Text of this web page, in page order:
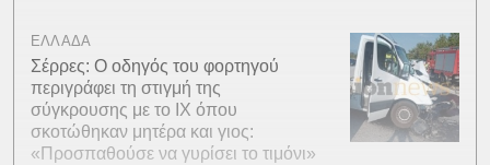
ΕΛΛΑΔΑ
Σέρρες: Ο οδηγός του φορτηγού
περιγράφει τη στιγμή της
σύγκρουσης με το ΙΧ όπου
σκοτώθηκαν μητέρα και γιος:
«Προσπαθούσε να γυρίσει το τιμόνι»